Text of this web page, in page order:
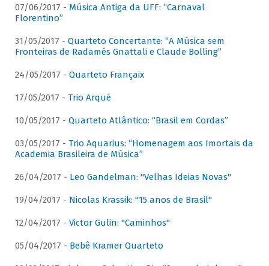
07/06/2017 - Música Antiga da UFF: “Carnaval
Florentino”
31/05/2017 - Quarteto Concertante: “A Música sem
Fronteiras de Radamés Gnattali e Claude Bolling”
24/05/2017 - Quarteto Françaix
17/05/2017 - Trio Arqué
10/05/2017 - Quarteto Atlântico: “Brasil em Cordas”
03/05/2017 - Trio Aquarius: “Homenagem aos Imortais da
Academia Brasileira de Música”
26/04/2017 - Leo Gandelman: "Velhas Ideias Novas"
19/04/2017 - Nicolas Krassik: "15 anos de Brasil"
12/04/2017 - Victor Gulin: "Caminhos"
05/04/2017 - Bebê Kramer Quarteto